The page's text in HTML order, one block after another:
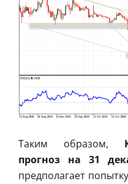
Таким образом,
прогноз на 31
предполагает